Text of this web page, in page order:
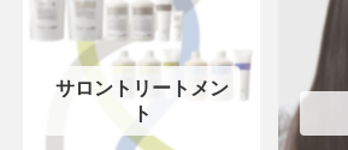
サロントリートメン
ト